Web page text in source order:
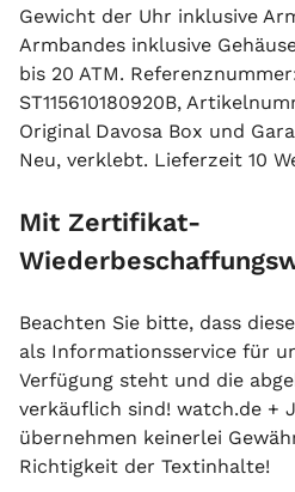
Gewicht der Uhr inklusive
Armbandes inklusive
bis 20 ATM.
ST115610180920B,
Original Davosa Box und
Neu, verklebt. Lieferzeit 10
Mit Zertifikat-
Beachten Sie bitte, dass
als Informationsservice für
Verfügung steht und die
verkäuflich sind! watch.de +
übernehmen keinerlei
Richtigkeit der Textinhalte!